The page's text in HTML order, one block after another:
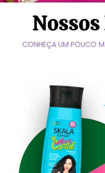
CONHEÇA UM POUCO